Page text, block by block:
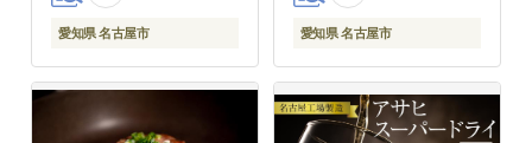
愛知県 名古屋市 愛知県 名古屋市